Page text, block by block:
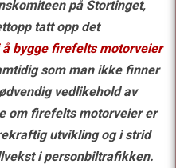
på Stortinget,
tattopp det
bygge firefelts motorveier
som man ikke finner
vedlikehold av
om firefelts motorveier er
utvikling og i strid
i personbiltrafikken.